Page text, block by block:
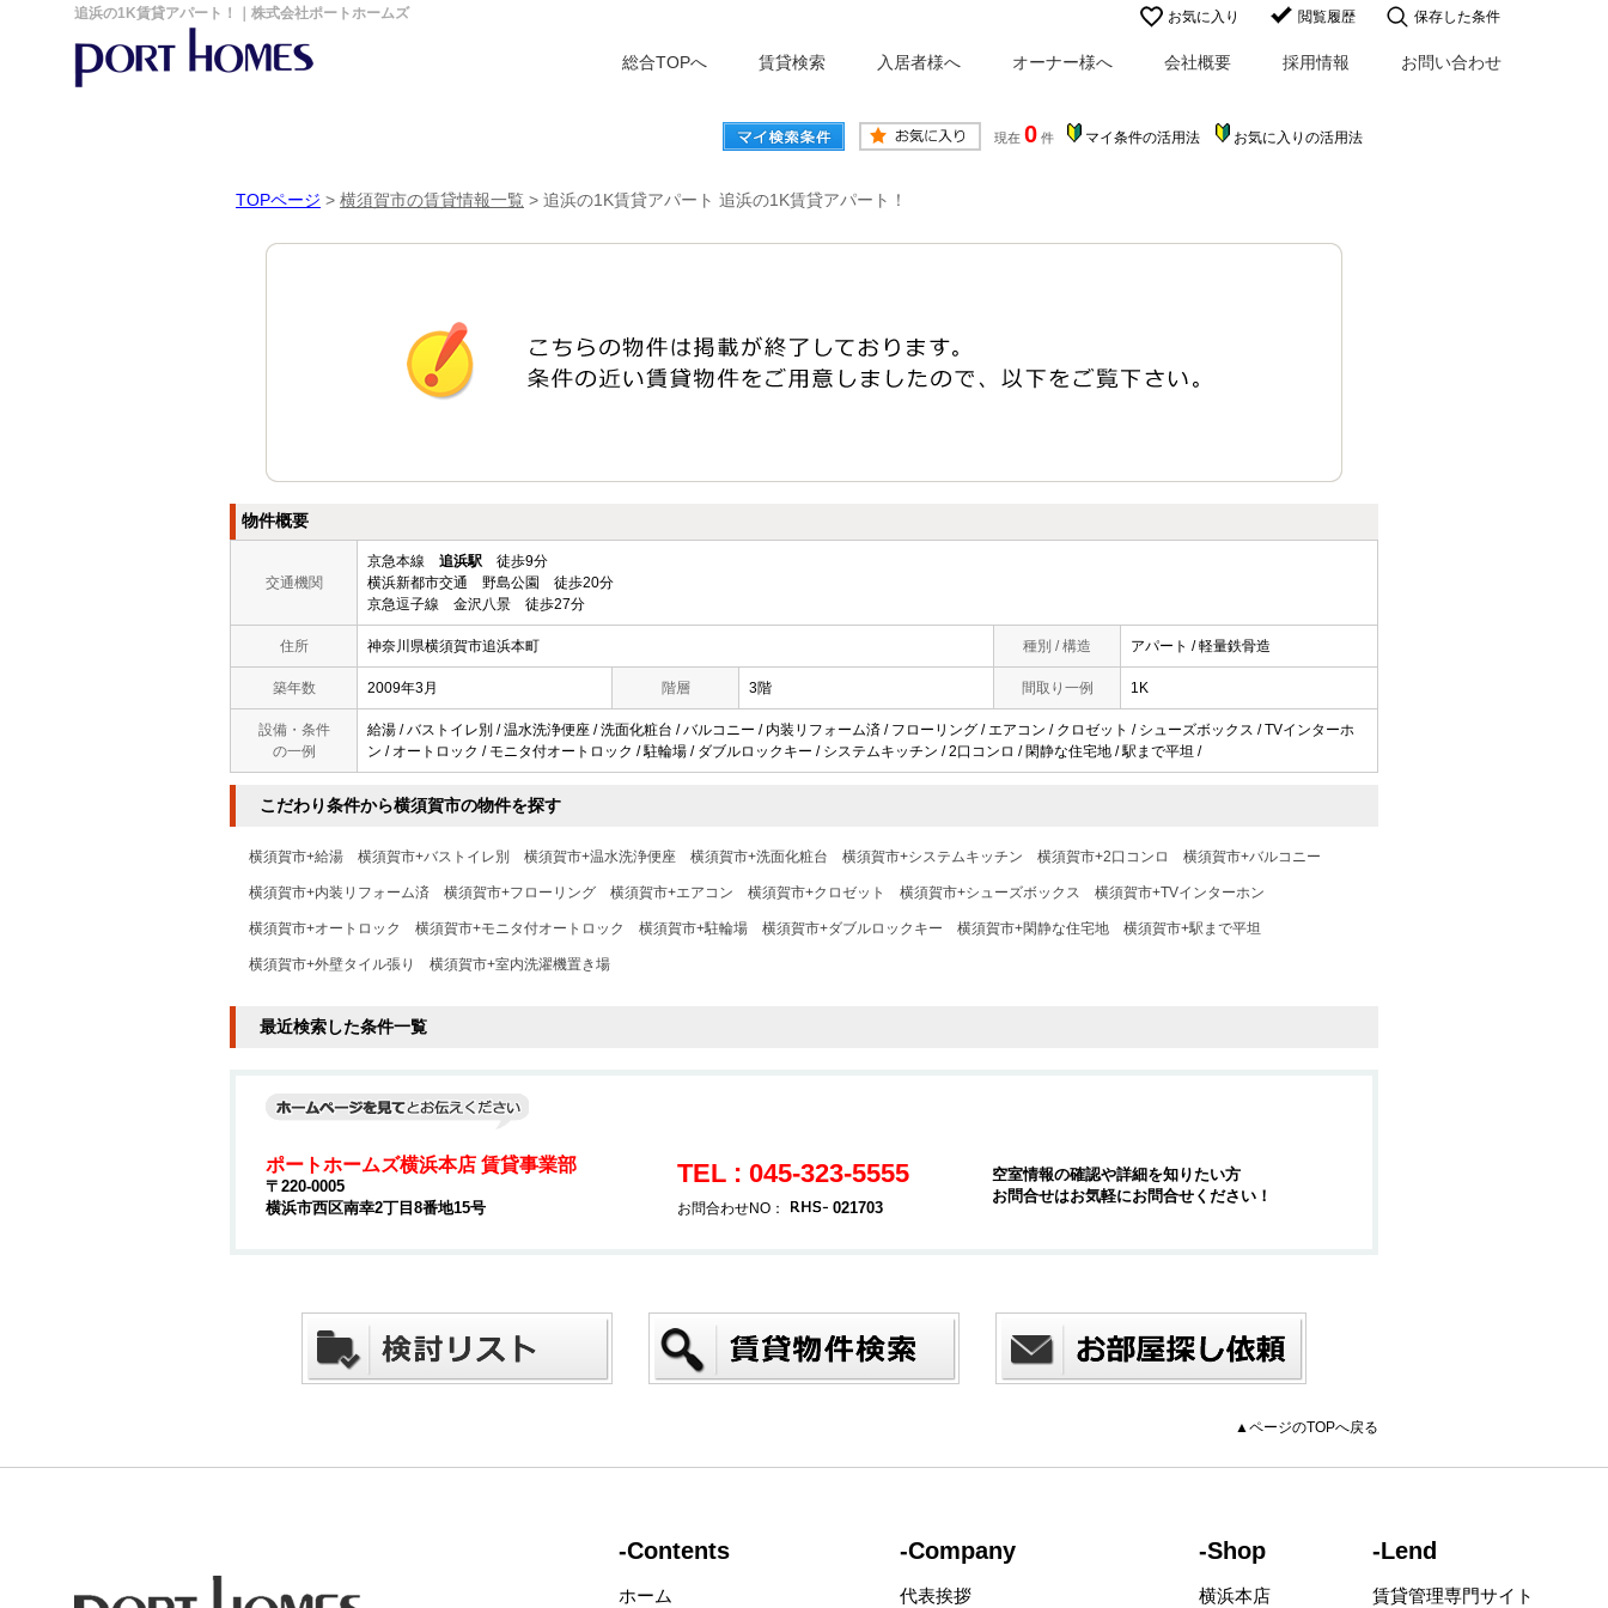
追浜の1K賃貸アパート！｜株式会社ポートホームズ お気に入り 閲覧履歴 保存した条件
総合TOPへ 賃貸検索 入居者様へ オーナー様へ 会社概要 採用情報 お問い合わせ
現在 0 件 マイ条件の活用法 お気に入りの活用法
TOPページ > 横須賀市の賃貸情報一覧 > 追浜の1K賃貸アパート 追浜の1K賃貸アパート！
物件概要
交通機関
京急本線 追浜駅 徒歩9分
横浜新都市交通 野島公園 徒歩20分
京急逗子線 金沢八景 徒歩27分
住所 神奈川県横須賀市追浜本町 種別 / 構造 アパート / 軽量鉄骨造
築年数 2009年3月 階層 3階 間取り一例 1K
設備・条件
の一例
給湯 / バストイレ別 / 温水洗浄便座 / 洗面化粧台 / バルコニー / 内装リフォーム済 / フローリング / エアコン / クロゼット / シューズボックス / TVインターホ
ン / オートロック / モニタ付オートロック / 駐輪場 / ダブルロックキー / システムキッチン / 2口コンロ / 閑静な住宅地 / 駅まで平坦 /
こだわり条件から横須賀市の物件を探す
横須賀市+給湯 横須賀市+バストイレ別 横須賀市+温水洗浄便座 横須賀市+洗面化粧台 横須賀市+システムキッチン 横須賀市+2口コンロ 横須賀市+バルコニー
横須賀市+内装リフォーム済 横須賀市+フローリング 横須賀市+エアコン 横須賀市+クロゼット 横須賀市+シューズボックス 横須賀市+TVインターホン
横須賀市+オートロック 横須賀市+モニタ付オートロック 横須賀市+駐輪場 横須賀市+ダブルロックキー 横須賀市+閑静な住宅地 横須賀市+駅まで平坦
横須賀市+外壁タイル張り 横須賀市+室内洗濯機置き場
最近検索した条件一覧
ポートホームズ横浜本店 賃貸事業部
〒220-0005
横浜市西区南幸2丁目8番地15号
TEL : 045-323-5555
お問合わせNO： 021703
空室情報の確認や詳細を知りたい方
お問合せはお気軽にお問合せください！
▲ページのTOPへ戻る
-Contents
ホーム
-Company
代表挨拶
-Shop
横浜本店
-Lend
賃貸管理専門サイト